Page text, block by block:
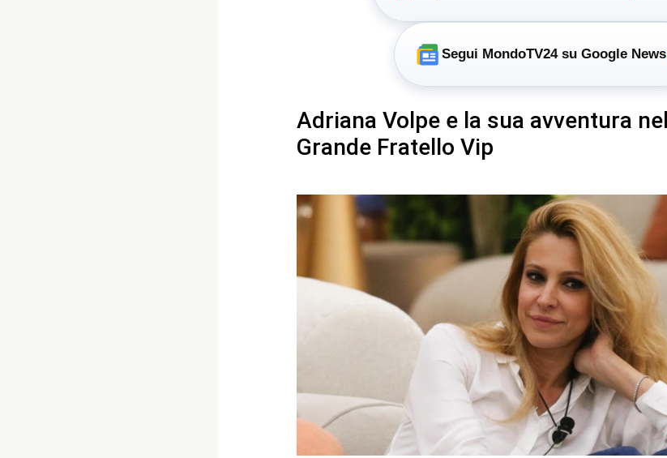
Segui MondoTV24 su Google News
Adriana Volpe e la sua avventura
Grande Fratello Vip